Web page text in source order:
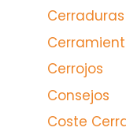
Cerraduras
Cerrojos
Consejos
Coste